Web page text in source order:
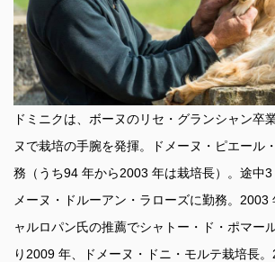
ドミニクは、ボーヌのリセ・グランシャン卒
ヌで栽培の手腕を発揮。ドメーヌ・ピエール
務（うち94 年から2003 年は栽培長）。途中
メーヌ・ドルーアン・ラローズに勤務。2003
ャルロパン氏の推薦でシャトー・ド・ポマー
り2009 年、ドメーヌ・ドニ・モルテ栽培長